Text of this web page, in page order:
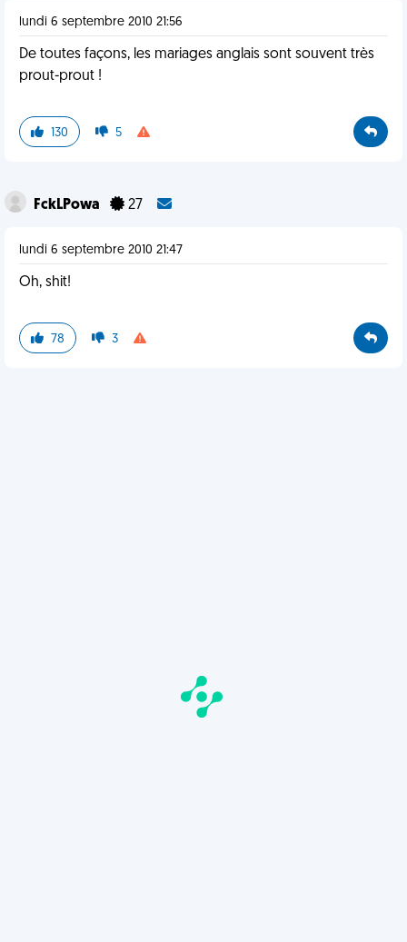
lundi 6 septembre 2010 21:56
De toutes façons, les mariages anglais sont souvent très
prout-prout !
130 5
FckLPowa 27
lundi 6 septembre 2010 21:47
Oh, shit!
78 3